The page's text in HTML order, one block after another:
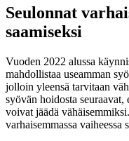
Seulonnat
saamiseksi
Vuoden 2022 alussa
mahdollistaa useamman
jolloin yleensä tarvitaan
syövän hoidosta seuraavat,
voivat jäädä
varhaisemmassa vaiheessa